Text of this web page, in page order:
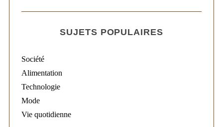
SUJETS POPULAIRES
Société
Alimentation
Technologie
Mode
Vie quotidienne